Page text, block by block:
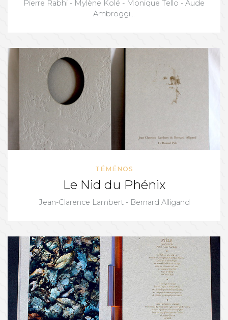
Pierre Rabhi - Mylène Kolé - Monique Tello - Aude
Ambroggi...
TÉMÉNOS
Le Nid du Phénix
Jean-Clarence Lambert - Bernard Alligand